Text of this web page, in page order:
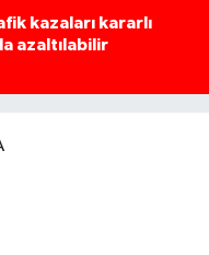
kazaları kararlı
azaltılabilir